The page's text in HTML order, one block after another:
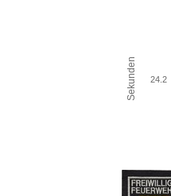
Sekunden 24.2